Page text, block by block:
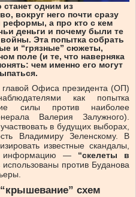
одним из
вокруг него почти сразу
реформы, а про кто с кем
деньги и почему были те
Эта попытка собрать
и “грязные” сюжеты,
поле (и те, что наверняка
чем именно его могут
Офиса президента (ОП)
как попытка
силы против наиболее
Валерия Залужного).
в будущих выборах,
Владимиру Зеленскому. В
известные скандалы,
информацию — “скелеты в
против Буданова
схем